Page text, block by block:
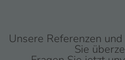
Unsere Referenzen
Sie